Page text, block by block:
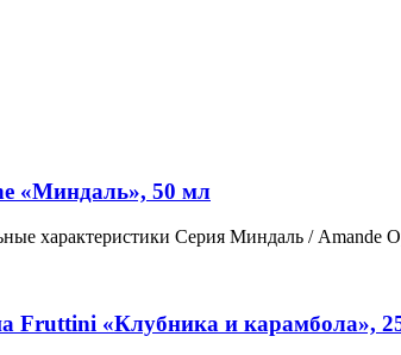
«Миндаль», 50 мл
характеристики Серия Миндаль / Amande
Fruttini «Клубника и карамбола»,